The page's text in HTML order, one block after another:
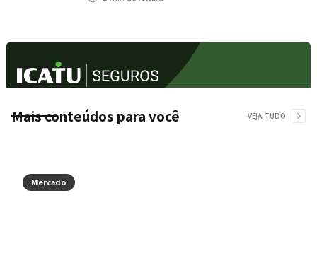
Mais conteúdos para você VEJA TUDO
Mercado